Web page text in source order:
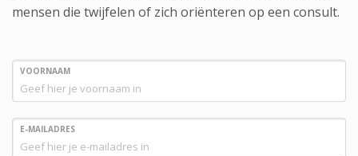
mensen die twijfelen of zich oriënteren op een consult.
VOORNAAM
E-MAILADRES